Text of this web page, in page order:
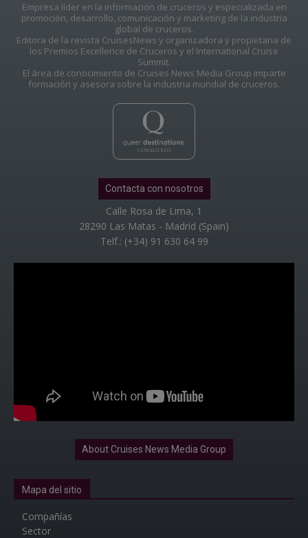
Empresa líder en la información de cruceros y especializada en
promoción, desarrollo, comunicación y marketing de la industria
global de cruceros.
Editora de la revista CruisesNews y organizadora y propietaria de
los Premios Excellence de Cruceros y el International Cruise
Summit.
El área de conocimiento de Cruises News Media Group imparte
formación y asesora sobre la industria mundial de cruceros.
Contacta con nosotros
Calle Rosa de Lima, 1
28290 Las Matas - Madrid (Spain)
Telf.: (+34) 91 630 64 99
About Cruises News Media Group
Mapa del sitio
Compañías
Sector